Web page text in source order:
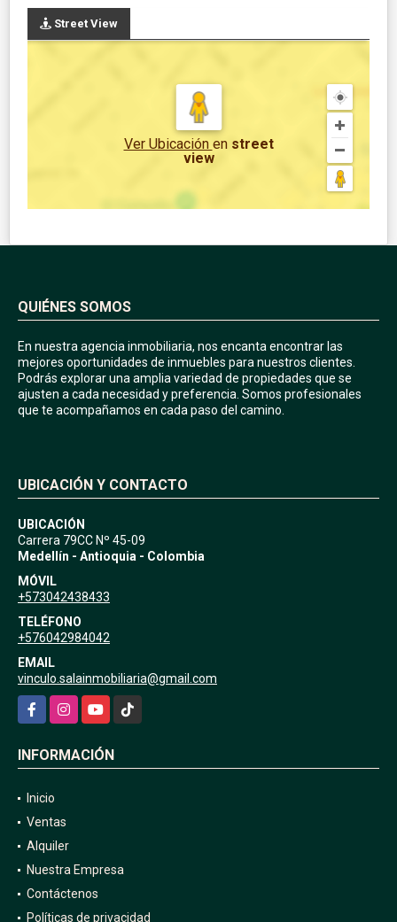
Street View
Ver Ubicación en street
view
QUIÉNES SOMOS
En nuestra agencia inmobiliaria, nos encanta encontrar las
mejores oportunidades de inmuebles para nuestros clientes.
Podrás explorar una amplia variedad de propiedades que se
ajusten a cada necesidad y preferencia. Somos profesionales
que te acompañamos en cada paso del camino.
UBICACIÓN Y CONTACTO
UBICACIÓN
Carrera 79CC Nº 45-09
Medellín - Antioquia - Colombia
MÓVIL
+573042438433
TELÉFONO
+576042984042
EMAIL
vinculo.salainmobiliaria@gmail.com
FacebookInstagramYouTubeTikTok
INFORMACIÓN
Inicio
Ventas
Alquiler
Nuestra Empresa
Contáctenos
Políticas de privacidad